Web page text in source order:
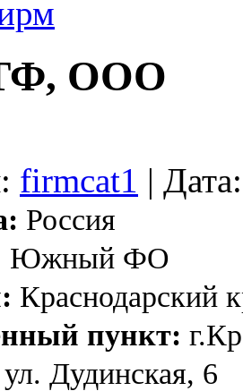
ООО
firmcat1 |
Россия
Южный ФО
Краснодарский
пункт:
ул. Дудинская, 6